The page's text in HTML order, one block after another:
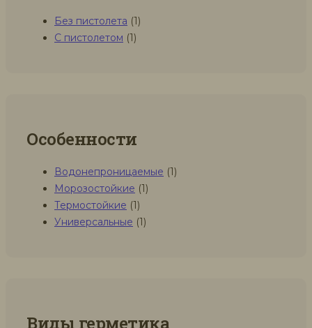
Без пистолета (1)
С пистолетом (1)
Особенности
Водонепроницаемые (1)
Морозостойкие (1)
Термостойкие (1)
Универсальные (1)
Виды герметика